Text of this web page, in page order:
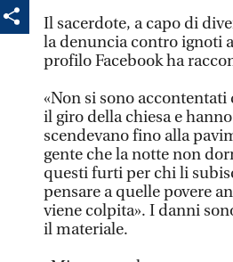
Il sacerdote, a capo di
la denuncia contro ignoti
profilo Facebook ha
«Non si sono
il giro della chiesa e
scendevano fino alla
gente che la notte non
questi furti per chi li
pensare a quelle povere
viene colpita». I danni
il materiale.